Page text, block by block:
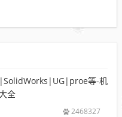
等-机
全
2468327